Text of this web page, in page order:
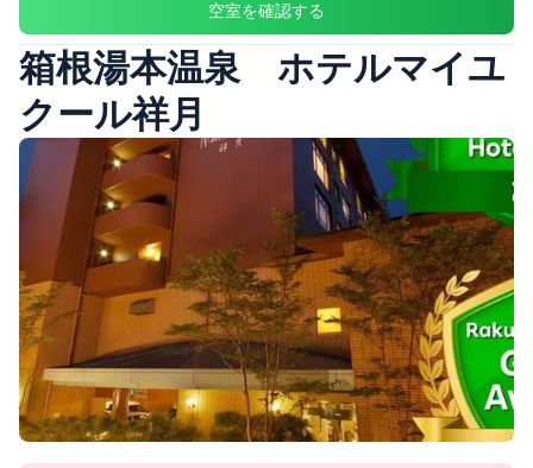
空室を確認する
箱根湯本温泉 ホテルマイユ
クール祥月